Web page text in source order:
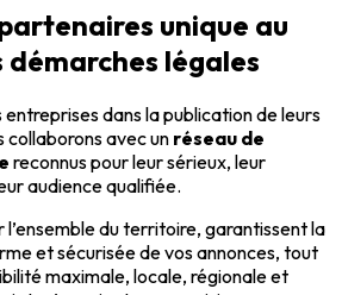
unique au
démarches légales
dans la publication de leurs
collaborons avec un réseau de
reconnus pour leur sérieux, leur
audience qualifiée.
l’ensemble du territoire, garantissent la
et sécurisée de vos annonces, tout
maximale, locale, régionale et